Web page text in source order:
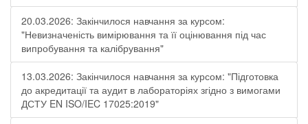
20.03.2026: Закінчилося навчання за курсом:
"Невизначеність вимірювання та її оцінювання під час
випробування та калібрування"
13.03.2026: Закінчилося навчання за курсом: "Підготовка
до акредитації та аудит в лабораторіях згідно з вимогами
ДСТУ EN ISO/IEC 17025:2019"